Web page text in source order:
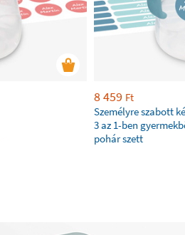
8 459 Ft
Személyre szabott
3 az 1-ben
pohár szett